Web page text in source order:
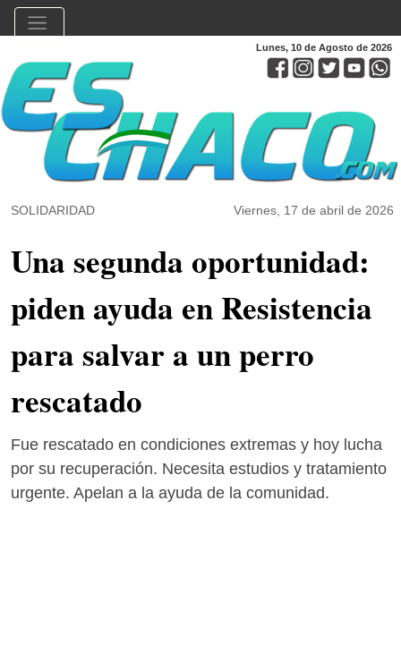
Lunes, 10 de Agosto de 2026
SOLIDARIDAD Viernes, 17 de abril de 2026
Una segunda oportunidad:
piden ayuda en Resistencia
para salvar a un perro
rescatado
Fue rescatado en condiciones extremas y hoy lucha
por su recuperación. Necesita estudios y tratamiento
urgente. Apelan a la ayuda de la comunidad.